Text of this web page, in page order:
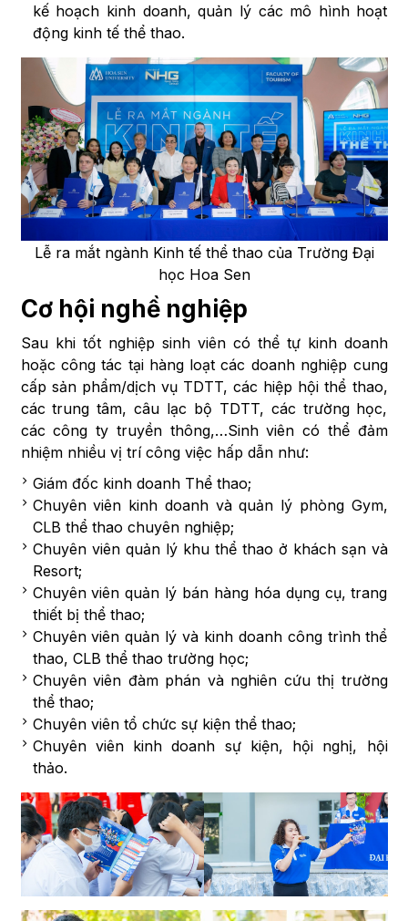
kế hoạch kinh doanh, quản lý các mô hình hoạt
động kinh tế thể thao.
Lễ ra mắt ngành Kinh tế thể thao của Trường Đại
học Hoa Sen
Cơ hội nghề nghiệp
Sau khi tốt nghiệp sinh viên có thể tự kinh doanh
hoặc công tác tại hàng loạt các doanh nghiệp cung
cấp sản phẩm/dịch vụ TDTT, các hiệp hội thể thao,
các trung tâm, câu lạc bộ TDTT, các trường học,
các công ty truyền thông,…Sinh viên có thể đảm
nhiệm nhiều vị trí công việc hấp dẫn như:
Giám đốc kinh doanh Thể thao;
Chuyên viên kinh doanh và quản lý phòng Gym,
CLB thể thao chuyên nghiệp;
Chuyên viên quản lý khu thể thao ở khách sạn và
Resort;
Chuyên viên quản lý bán hàng hóa dụng cụ, trang
thiết bị thể thao;
Chuyên viên quản lý và kinh doanh công trình thể
thao, CLB thể thao trường học;
Chuyên viên đàm phán và nghiên cứu thị trường
thể thao;
Chuyên viên tổ chức sự kiện thể thao;
Chuyên viên kinh doanh sự kiện, hội nghị, hội
thảo.